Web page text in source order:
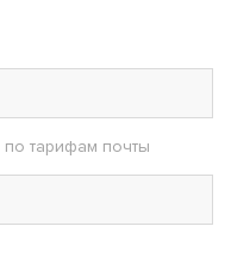
по тарифам почты